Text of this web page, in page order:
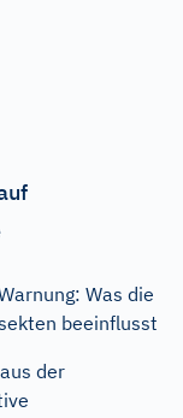
Was die
beeinflusst
der